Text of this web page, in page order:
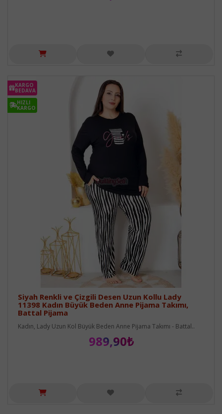
KARGO
BEDAVA
HIZLI
KARGO
Siyah Renkli ve Çizgili Desen Uzun Kollu Lady
11398 Kadın Büyük Beden Anne Pijama Takımı,
Battal Pijama
Kadın, Lady Uzun Kol Büyük Beden Anne Pijama Takımı - Battal..
989,90₺